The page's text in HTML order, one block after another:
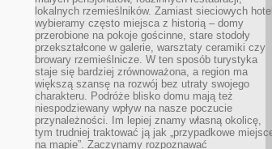
lokalnych rzemieślników. Zamiast sieciowych
wybieramy często miejsca z historią – domy
przerobione na pokoje gościnne, stare stodoły
przekształcone w galerie, warsztaty ceramiki czy
browary rzemieślnicze. W ten sposób turystyka
staje się bardziej zrównoważona, a region ma
większą szansę na rozwój bez utraty swojego
charakteru. Podróże blisko domu mają też
niespodziewany wpływ na nasze poczucie
przynależności. Im lepiej znamy własną okolicę,
tym trudniej traktować ją jak „przypadkowe
na mapie”. Zaczynamy rozpoznawać